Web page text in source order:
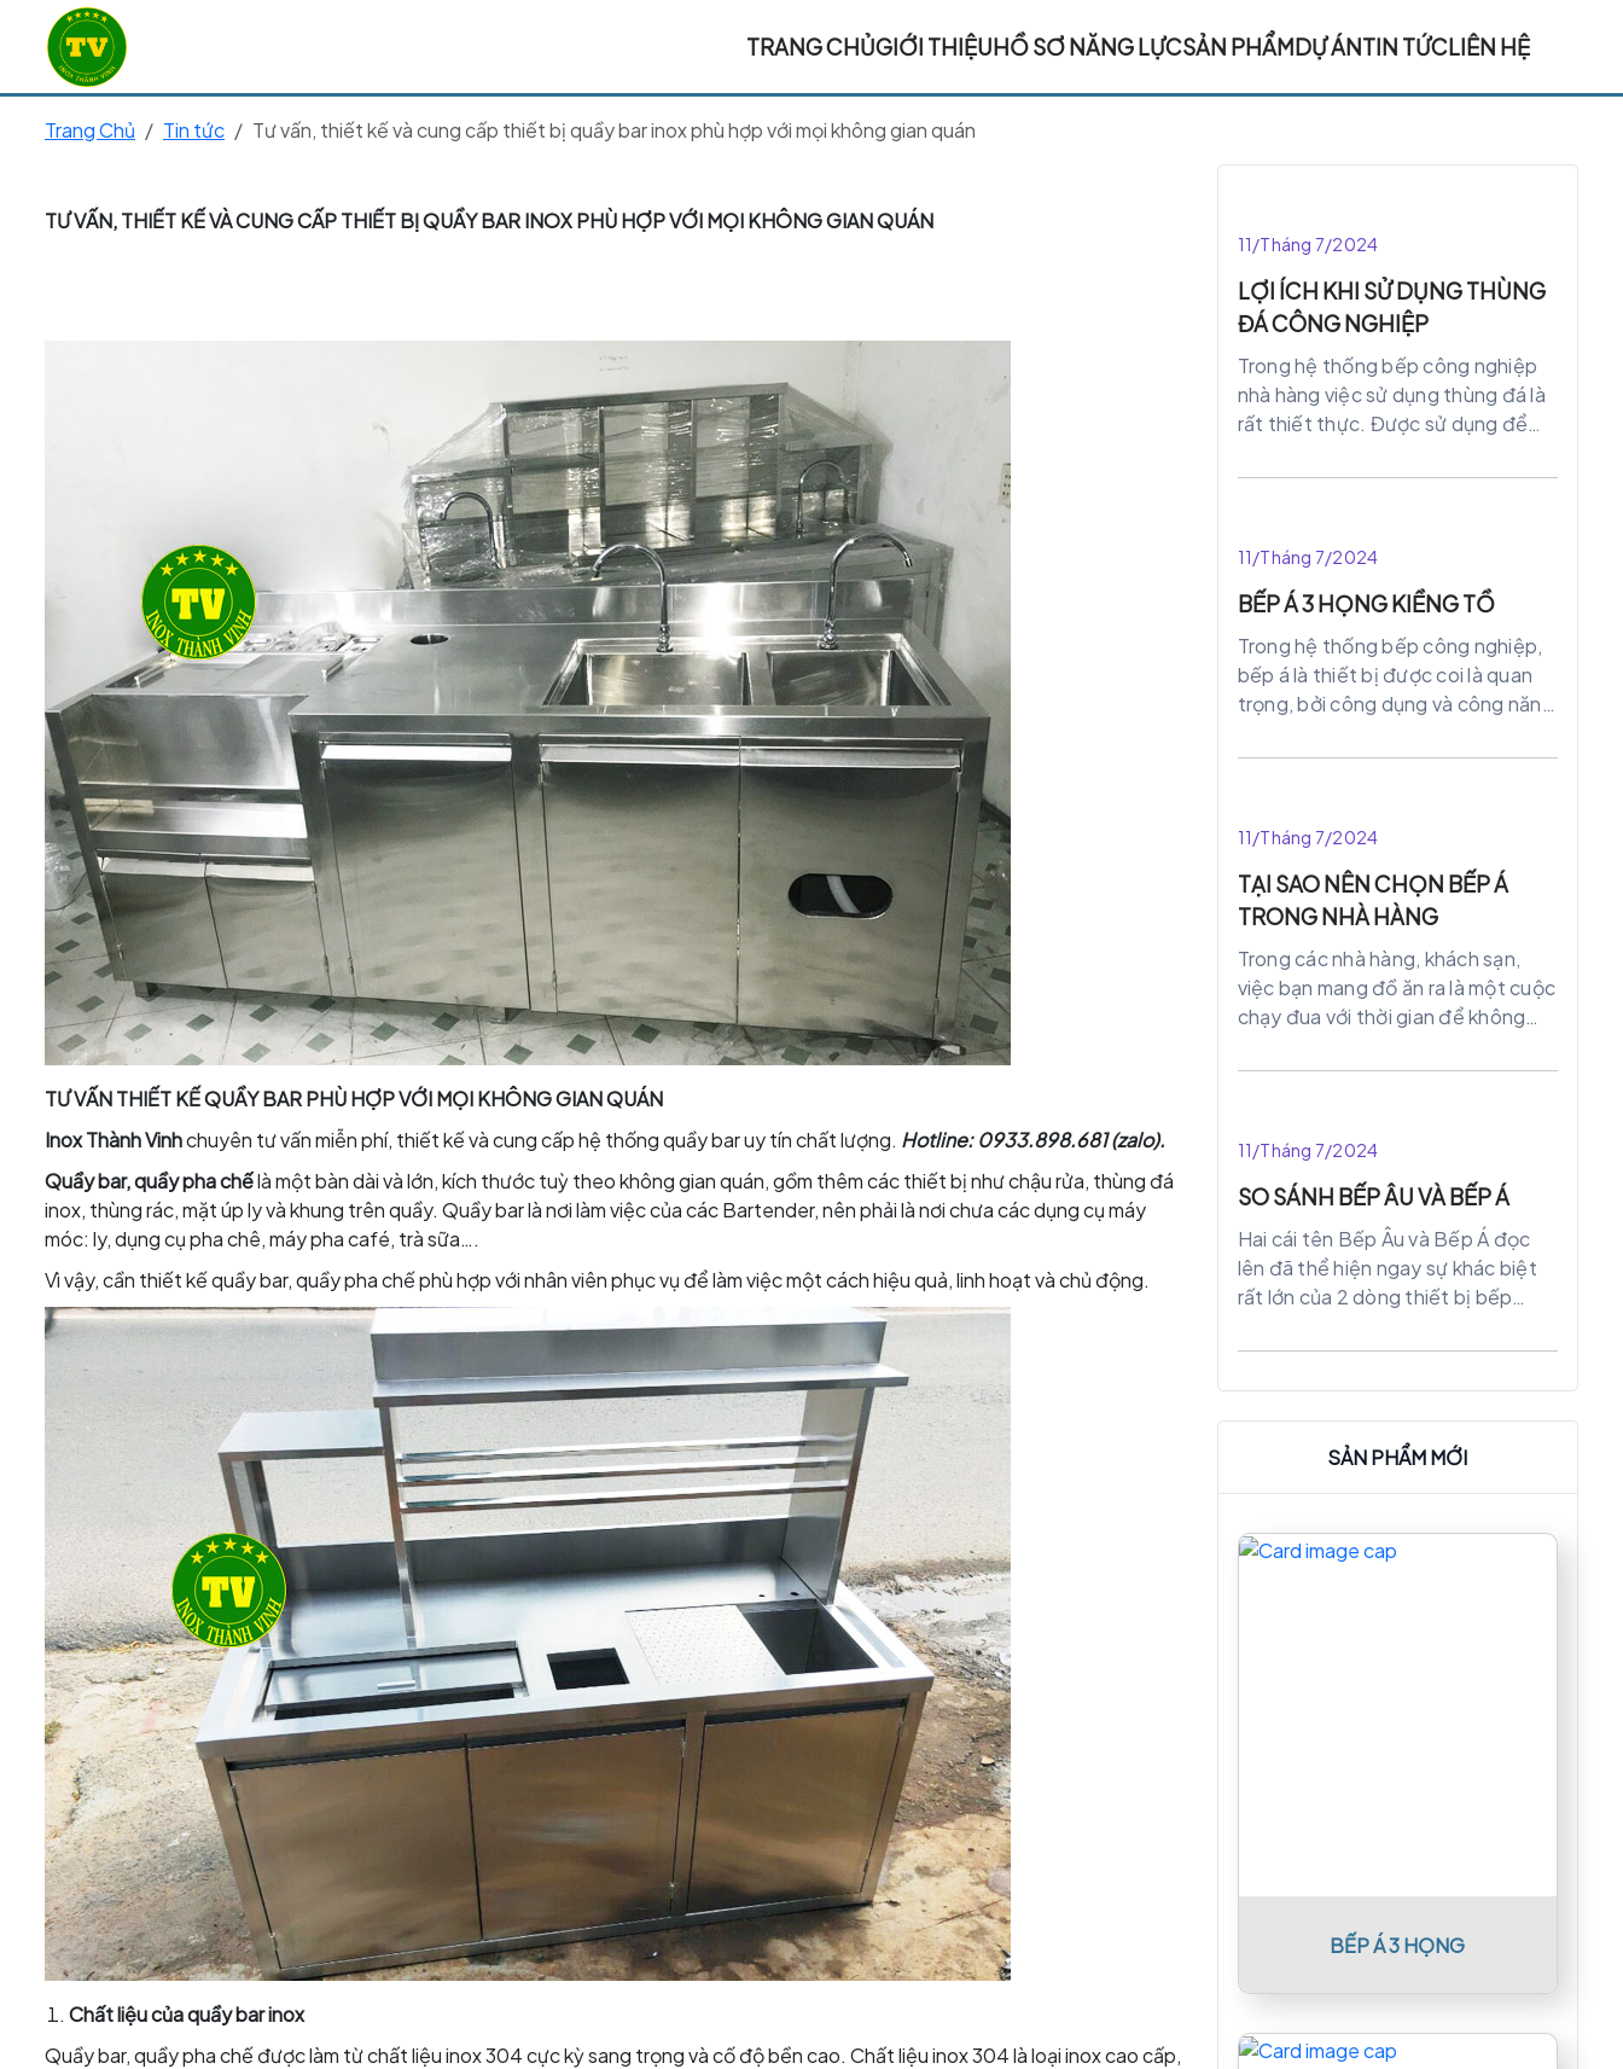
TRANG CHỦGIỚI THIỆUHỒ SƠ NĂNG LỰCSẢN PHẨMDỰ ÁNTIN TỨCLIÊN HỆ
Trang Chủ Tin tức Tư vấn, thiết kế và cung cấp thiết bị quầy bar inox phù hợp với mọi không gian quán
TƯ VẤN, THIẾT KẾ VÀ CUNG CẤP THIẾT BỊ QUẦY BAR INOX PHÙ HỢP VỚI MỌI KHÔNG GIAN QUÁN
TƯ VẤN THIẾT KẾ QUẦY BAR PHÙ HỢP VỚI MỌI KHÔNG GIAN QUÁN
Inox Thành Vinhchuyên tư vấn miễn phí, thiết kế và cung cấp hệ thống quầy bar uy tín chất lượng. Hotline:0933.898.681 (zalo).
Quầy bar, quầy pha chếlà một bàn dài và lớn, kích thước tuỳ theo không gian quán, gồm thêm các thiết bị như chậu rửa, thùng đá
inox, thùng rác, mặt úp ly và khung trên quầy. Quầy bar là nơi làm việc của các Bartender, nên phải là nơi chưa các dụng cụ máy
móc: ly, dụng cụ pha chê, máy pha café, trà sữa….
Vì vậy, cần thiết kế quầy bar, quầy pha chế phù hợp với nhân viên phục vụ để làm việc một cách hiệu quả, linh hoạt và chủ động.
Chất liệu của quầy bar inox
Quầy bar, quầy pha chế được làm từ chất liệu inox 304 cực kỳ sang trọng và cố độ bền cao. Chất liệu inox 304 là loại inox cao cấp,
11/Tháng 7/2024
LỢI ÍCH KHI SỬ DỤNG THÙNG
ĐÁ CÔNG NGHIỆP
Trong hệ thống bếp công nghiệp
nhà hàng việc sử dụng thùng đá là
rất thiết thực. Được sử dụng để
phẩm và nước uống. Dưới đây là
11/Tháng 7/2024
BẾP Á 3 HỌNG KIỀNG TỒ
Trong hệ thống bếp công nghiệp,
bếp á là thiết bị được coi là quan
trọng, bởi công dụng và công năng
nghiệp kiềng tồ với chất liệu inox
được đánh giá là có nhiều thế
mạnh hơn so với các loại bếp trước
đây.
11/Tháng 7/2024
TẠI SAO NÊN CHỌN BẾP Á
TRONG NHÀ HÀNG
Trong các nhà hàng, khách sạn,
việc bạn mang đồ ăn ra là một cuộc
chạy đua với thời gian để không
bếp Á công nghiệp đã tích hợp
công suất nấu cực lớn đảm bảo
thời gian đun nấu cực nhanh.
11/Tháng 7/2024
SO SÁNH BẾP ÂU VÀ BẾP Á
Hai cái tên Bếp Âu và Bếp Á đọc
lên đã thể hiện ngay sự khác biệt
rất lớn của 2 dòng thiết bị bếp
ta cũng thấy nhà hàng món Á có
SẢN PHẨM MỚI
BẾP Á 3 HỌNG